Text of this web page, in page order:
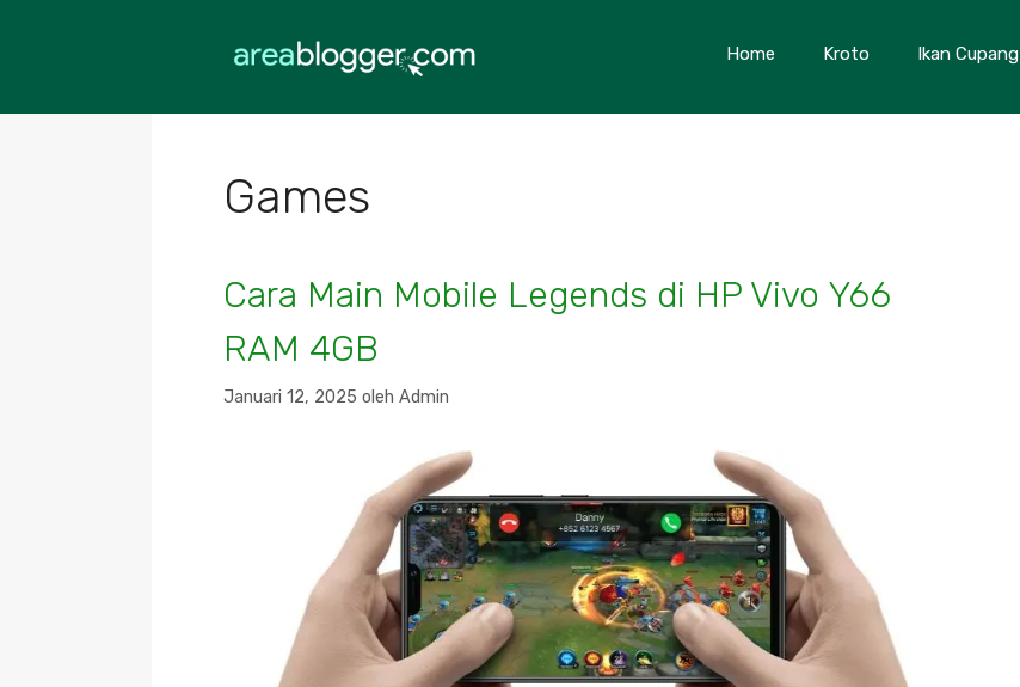
Home Kroto Ikan Cupang
Games
Cara Main Mobile Legends di HP Vivo Y66
RAM 4GB
Januari 12, 2025 oleh Admin